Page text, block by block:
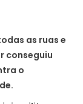
as ruas e
conseguiu
o